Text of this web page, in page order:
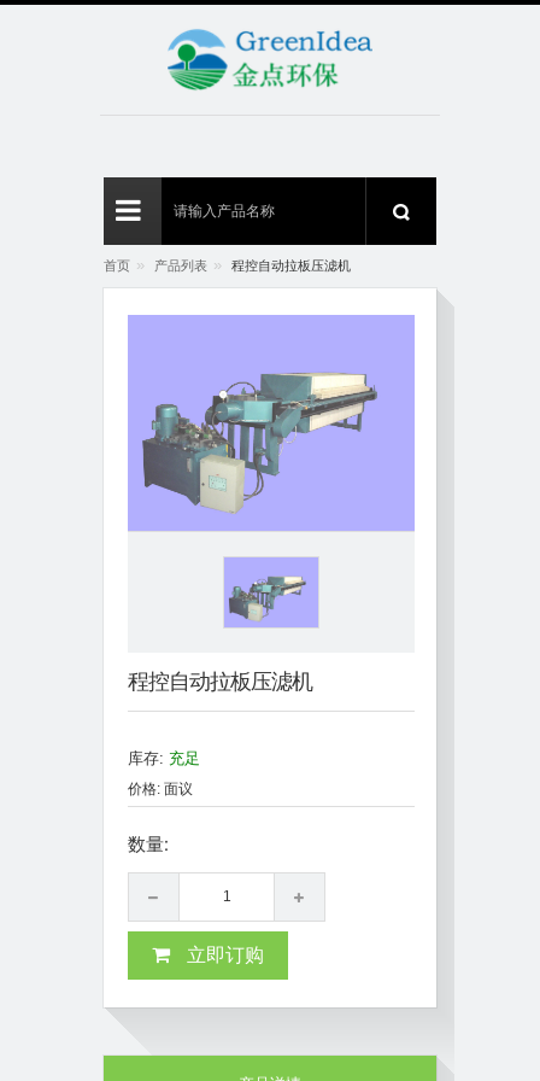
首页 » 产品列表 » 程控自动拉板压滤机
程控自动拉板压滤机
库存: 充足
价格: 面议
数量:
立即订购